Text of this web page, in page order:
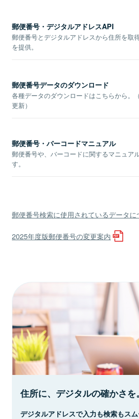
郵便番号・デジタルアドレスAPI
郵便番号とデジタルアドレスから住所を取
を提供。
郵便番号データのダウンロード
各種データのダウンロードはこちらから。
更新）
郵便番号・バーコードマニュアル
郵便番号や、バーコードに関するマニュア
す。
郵便番号検索に使用されているデータに
2025年度版郵便番号の変更案内
住所に、デジタルの確かさを。
デジタルアドレスで入力も検索もスム